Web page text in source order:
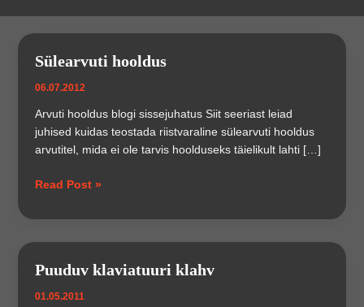
Sülearvuti hooldus
06.07.2012
Arvuti hooldus blogi sissejuhatus Siit seeriast leiad
juhised kuidas teostada riistvaraline sülearvuti hooldus
arvutitel, mida ei ole tarvis hoolduseks täielikult lahti […]
Sülearvuti
Read Post »
Puuduv klaviatuuri klahv
01.05.2011